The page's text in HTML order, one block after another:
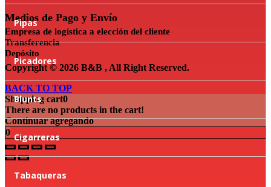
Pipas
Picadores
Blunts
Cigarreras
Tabaqueras
Medios de Pago y Envío
Empresa de logística a elección del cliente
Transferencia
Depósito
Copyright © 2026 B&B , All Right Reserved.
BACK TO TOP
Shopping cart0
There are no products in the cart!
Continuar agregando
0